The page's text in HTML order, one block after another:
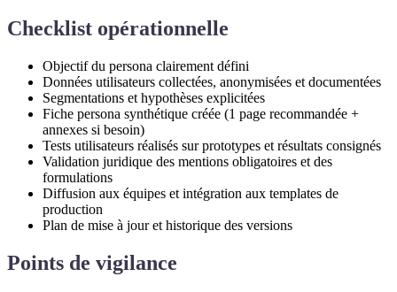
Checklist opérationnelle
Objectif du persona clairement défini
Données utilisateurs collectées, anonymisées et documentées
Segmentations et hypothèses explicitées
Fiche persona synthétique créée (1 page recommandée +
annexes si besoin)
Tests utilisateurs réalisés sur prototypes et résultats consignés
Validation juridique des mentions obligatoires et des
formulations
Diffusion aux équipes et intégration aux templates de
production
Plan de mise à jour et historique des versions
Points de vigilance